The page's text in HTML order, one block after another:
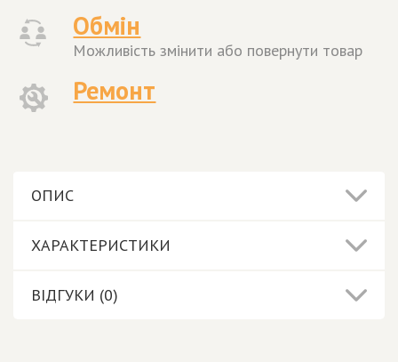
Обмін
Можливість змінити або повернути товар
Ремонт
ОПИС
ХАРАКТЕРИСТИКИ
ВІДГУКИ (0)